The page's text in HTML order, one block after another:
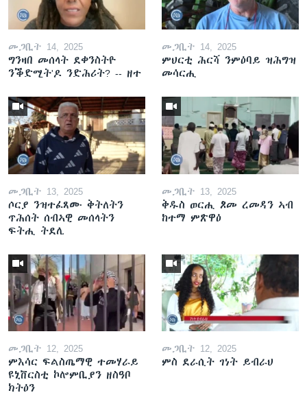
መጋቢት 14, 2025
ግንዛበ መሰላት ደቀንስትዮ
ንቕድሚት'ዶ ንድሕሪት? -- ዘተ
መጋቢት 14, 2025
ምህርቲ ሕርሻ ንምዕባይ ዝሕግዝ
መሳርሒ
መጋቢት 13, 2025
ሶርያ ንዝተፈጸሙ ቅትለትን
ጥሕሰት ሰብኣዊ መሰላትን
ፍትሒ ትደሊ
መጋቢት 13, 2025
ቅዱስ ወርሒ ጾመ ረመዳን ኣብ
ከተማ ምጽዋዕ
መጋቢት 12, 2025
ምእሳር ፍልስጤማዊ ተመሃራይ
ዩኒቨርስቲ ኮሎምቢያን ዘስዓቦ
ክትዕን
መጋቢት 12, 2025
ምስ ደራሲት ገነት ይብራህ